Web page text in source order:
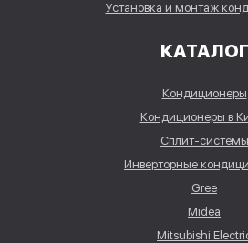
Установка и монтаж
КАТАЛОГ
Кондиционеры
Кондиционеры в
Сплит-системы
Инверторные
Gree
Midea
Mitsubishi